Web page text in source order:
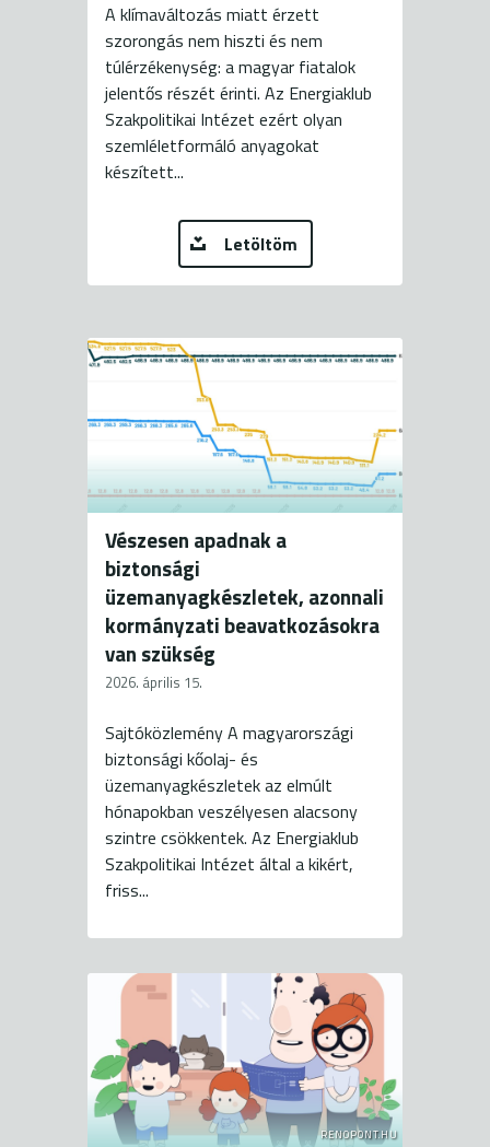
A klímaváltozás miatt érzett
szorongás nem hiszti és nem
túlérzékenység: a magyar fiatalok
jelentős részét érinti. Az Energiaklub
Szakpolitikai Intézet ezért olyan
szemléletformáló anyagokat
készített...
Letöltöm
Vészesen apadnak a
biztonsági
üzemanyagkészletek, azonnali
kormányzati beavatkozásokra
van szükség
2026. április 15.
Sajtóközlemény A magyarországi
biztonsági kőolaj- és
üzemanyagkészletek az elmúlt
hónapokban veszélyesen alacsony
szintre csökkentek. Az Energiaklub
Szakpolitikai Intézet által a kikért,
friss...
RENOPONT.HU